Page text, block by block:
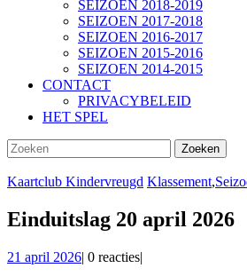
SEIZOEN 2018-2019
SEIZOEN 2017-2018
SEIZOEN 2016-2017
SEIZOEN 2015-2016
SEIZOEN 2014-2015
CONTACT
PRIVACYBELEID
HET SPEL
SLUIT
KNOP
Zoek
naar:
Kaartclub Kindervreugd Klassement,
Einduitslag 20 april 2026
21 april 202621
| 0 reacties|